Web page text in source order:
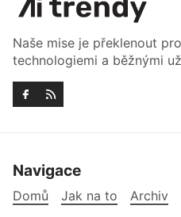
Naše mise je překlenout
technologiemi a běžnými
Navigace
Domů Jak na to Archiv